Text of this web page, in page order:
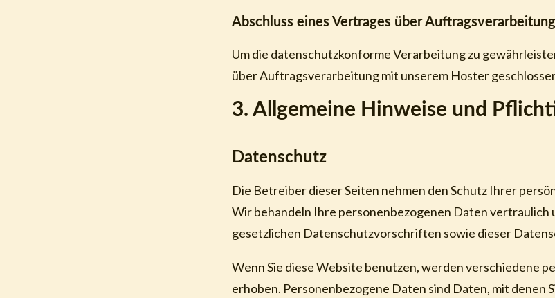
Abschluss eines Vertrages über Auftragsverarbeitung
Um die datenschutzkonforme Verarbeitung zu
über Auftragsverarbeitung mit unserem Hoster
3. Allgemeine Hinweise und
Datenschutz
Die Betreiber dieser Seiten nehmen den Schutz Ihrer
Wir behandeln Ihre personenbezogenen Daten vertraulich
gesetzlichen Datenschutzvorschriften sowie dieser
Wenn Sie diese Website benutzen, werden verschiedene
erhoben. Personenbezogene Daten sind Daten, mit denen